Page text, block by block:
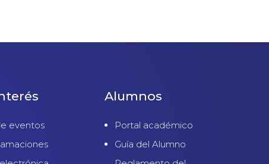
eventos
Alumnos
Portal académico
Guía del Alumno